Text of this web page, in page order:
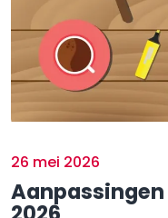
26 mei 2026